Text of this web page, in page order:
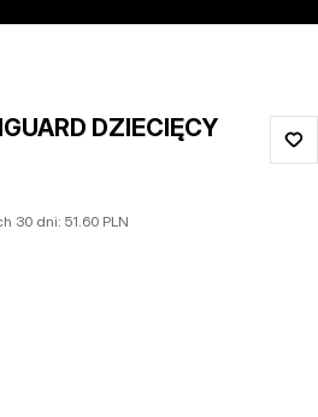
DZIECIĘCY
30 dni: 51.60 PLN